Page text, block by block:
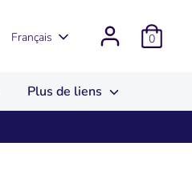
Langue
Français 0
Plus de liens